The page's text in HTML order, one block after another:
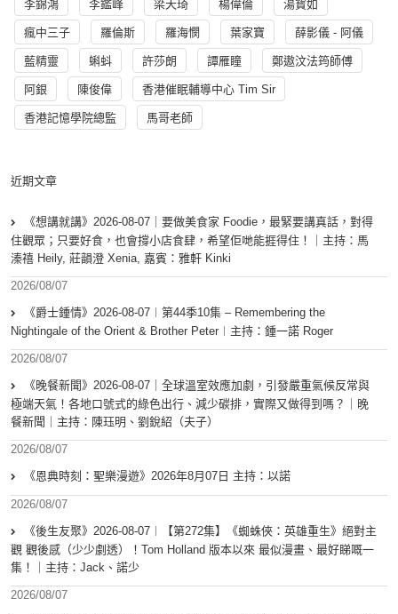
李錦鴻 李鑑峰 梁天琦 楊偉倫 湯寳如
瘋中三子 羅倫斯 羅海憫 葉家寶 薛影儀 - 阿儀
藍精靈 蝌蚪 許莎朗 譚雁瞳 鄭遨汶法筠師傅
阿銀 陳俊偉 香港催眠輔導中心 Tim Sir
香港記憶學院總監 馬哥老師
近期文章
《想講就講》2026-08-07｜要做美食家 Foodie，最緊要講真話，對得
住觀眾；只要好食，也會撐小店食肆，希望佢哋能捱得住！｜主持：馬
溱禧 Heily, 莊韻澄 Xenia, 嘉賓：雅軒 Kinki
2026/08/07
《爵士鍾情》2026-08-07︱第44季10集 – Remembering the
Nightingale of the Orient & Brother Peter︱主持：鍾一諾 Roger
2026/08/07
《晚餐新聞》2026-08-07｜全球溫室效應加劇，引發嚴重氣候反常與
極端天氣！各地口號式的綠色出行、減少碳排，實際又做得到嗎？｜晚
餐新聞｜主持：陳珏明、劉銳紹（夫子）
2026/08/07
《恩典時刻：聖樂漫遊》2026年8月07日 主持：以諾
2026/08/07
《後生友聚》2026-08-07︱【第272集】《蜘蛛俠：英雄重生》絕對主
觀 觀後感（少少劇透）！Tom Holland 版本以來 最似漫畫、最好睇嘅一
集！｜主持：Jack、諾少
2026/08/07